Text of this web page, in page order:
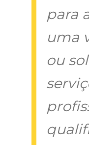
para
uma
ou